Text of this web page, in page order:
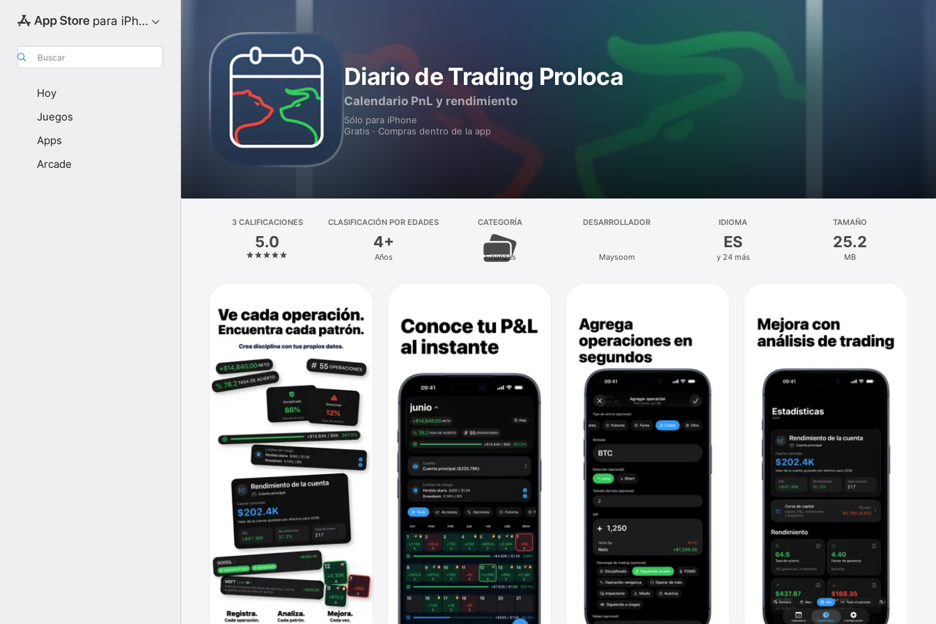
para iPhone
Buscar
Hoy
Juegos
Apps
Arcade
Diario de Trading Proloca
Calendario PnL y rendimiento
Sólo para iPhone
Gratis · Compras dentro de la app
3 CALIFICACIONES
5.0
CLASIFICACIÓN POR EDADES
4+
Años
CATEGORÍA
Finanzas
DESARROLLADOR
Maysoom
IDIOMA
ES
y 24 más
TAMAÑO
25.2
MB